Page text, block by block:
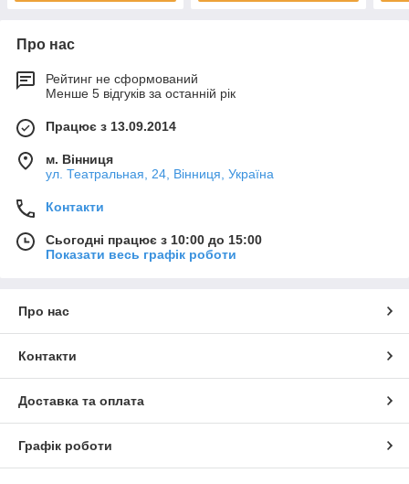
Про нас
Рейтинг не сформований
Менше 5 відгуків за останній рік
Працює з 13.09.2014
м. Вінниця
ул. Театральная, 24, Вінниця, Україна
Контакти
Сьогодні працює з 10:00 до 15:00
Показати весь графік роботи
Про нас
Контакти
Доставка та оплата
Графік роботи